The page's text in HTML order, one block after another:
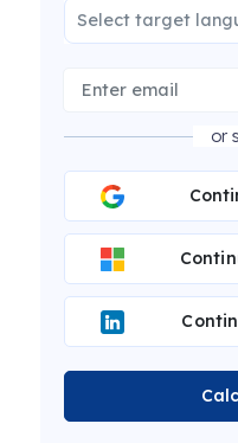
Select target
or